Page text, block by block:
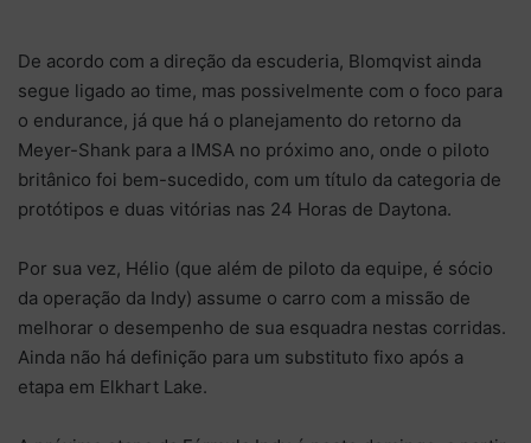
De acordo com a direção da escuderia, Blomqvist ainda
segue ligado ao time, mas possivelmente com o foco para
o endurance, já que há o planejamento do retorno da
Meyer-Shank para a IMSA no próximo ano, onde o piloto
britânico foi bem-sucedido, com um título da categoria de
protótipos e duas vitórias nas 24 Horas de Daytona.
Por sua vez, Hélio (que além de piloto da equipe, é sócio
da operação da Indy) assume o carro com a missão de
melhorar o desempenho de sua esquadra nestas corridas.
Ainda não há definição para um substituto fixo após a
etapa em Elkhart Lake.